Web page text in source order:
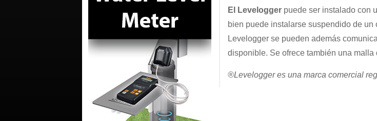
El Levelogger puede ser instalado con
bien puede instalarse suspendido de
Levelogger se pueden además
disponible. Se ofrece también una
®Levelogger es una marca comercial